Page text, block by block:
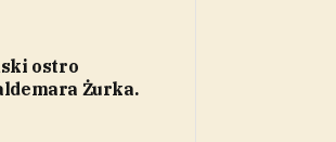
ostro
Żurka.